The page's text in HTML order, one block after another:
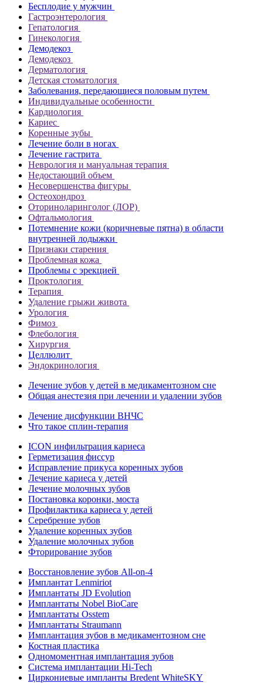
Бесплодие у мужчин
Гастроэнтерология
Гепатология
Гинекология
Демодекоз
Демодекоз
Дерматология
Детская стоматология
Заболевания, передающиеся половым путем
Индивидуальные особенности
Кардиология
Кариес
Коренные зубы
Лечение боли в ногах
Лечение гастрита
Неврология и мануальная терапия
Недостающий объем
Несовершенства фигуры
Остеохондроз
Оториноларинголог (ЛОР)
Офтальмология
Потемнение кожи (коричневые пятна) в области
внутренней лодыжки
Признаки старения
Проблемная кожа
Проблемы с эрекцией
Проктология
Терапия
Удаление грыжи живота
Урология
Фимоз
Флебология
Хирургия
Целлюлит
Эндокринология
Лечение зубов у детей в медикаментозном сне
Общая анестезия при лечении и удалении зубов
Лечение дисфункции ВНЧС
Что такое сплин-терапия
ICON инфильтрация кариеса
Герметизация фиссур
Исправление прикуса коренных зубов
Лечение кариеса у детей
Лечение молочных зубов
Постановка коронки, моста
Профилактика кариеса у детей
Серебрение зубов
Удаление коренных зубов
Удаление молочных зубов
Фторирование зубов
Восстановление зубов All‑on‑4
Имплантат Lenmiriot
Имплантаты JD Evolution
Имплантаты Nobel BioСare
Имплантаты Osstem
Имплантаты Straumann
Имплантация зубов в медикаментозном сне
Костная пластика
Одномоментная имплантация зубов
Система имплантации Hi-Tech
Циркониевые импланты Bredent WhiteSKY